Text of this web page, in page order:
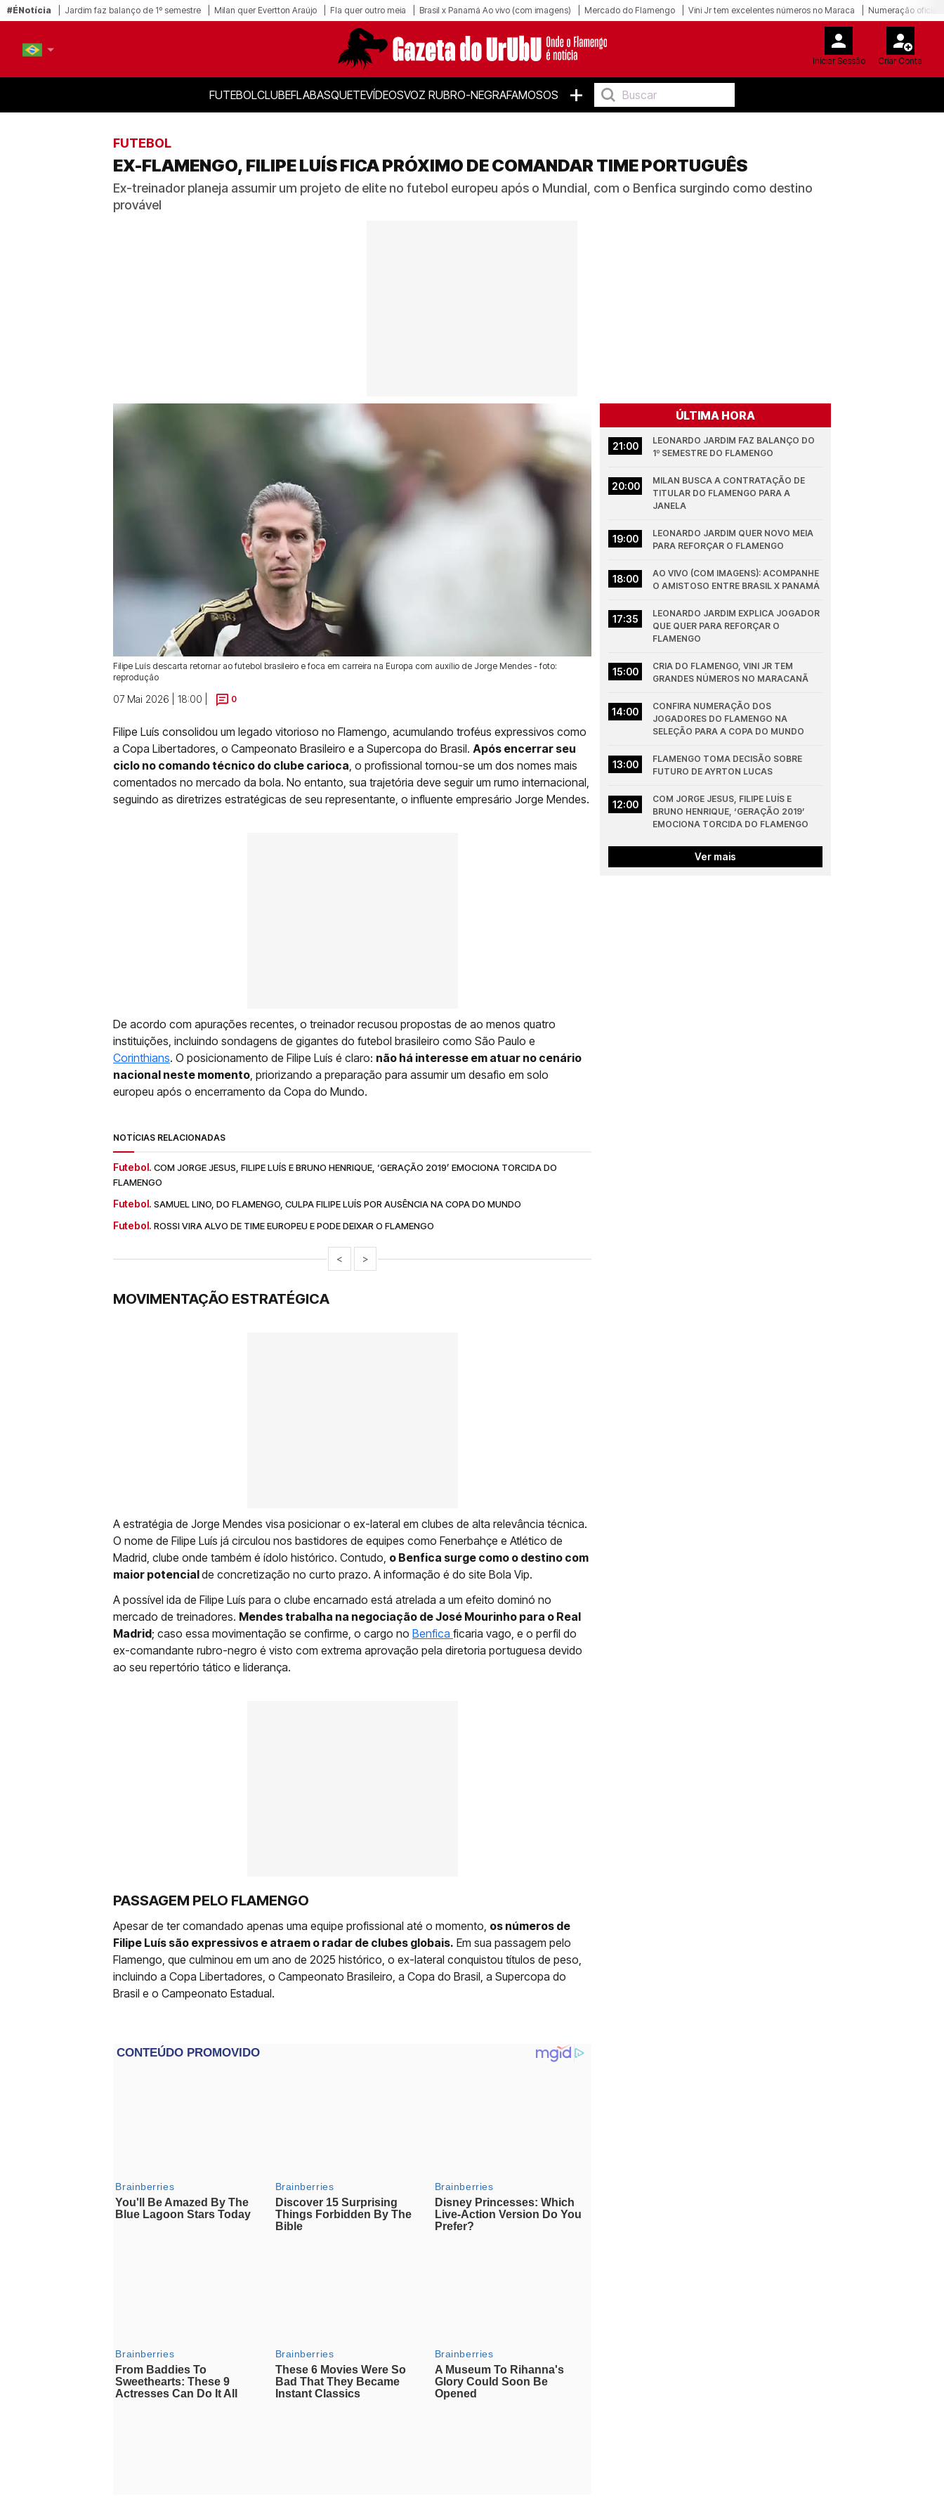
#ÉNotícia Jardim faz balanço de 1º semestre Milan quer Evertton Araújo Fla quer outro meia Brasil x Panamá Ao vivo (com imagens) Mercado do Flamengo Vini Jr tem excelentes números no Maraca Numeração oficial
Iniciar Sessão Criar Conta
FUTEBOLCLUBEFLABASQUETEVÍDEOSVOZ RUBRO-NEGRAFAMOSOS +
FUTEBOL
EX-FLAMENGO, FILIPE LUÍS FICA PRÓXIMO DE COMANDAR TIME PORTUGUÊS
Ex-treinador planeja assumir um projeto de elite no futebol europeu após o Mundial, com o Benfica surgindo como destino
provável
Filipe Luís descarta retornar ao futebol brasileiro e foca em carreira na Europa com auxílio de Jorge Mendes - foto:
reprodução
07 Mai 2026 | 18:00 | 0
Filipe Luís consolidou um legado vitorioso no Flamengo, acumulando troféus expressivos como
a Copa Libertadores, o Campeonato Brasileiro e a Supercopa do Brasil. Após encerrar seu
ciclo no comando técnico do clube carioca, o profissional tornou-se um dos nomes mais
comentados no mercado da bola. No entanto, sua trajetória deve seguir um rumo internacional,
seguindo as diretrizes estratégicas de seu representante, o influente empresário Jorge Mendes.
De acordo com apurações recentes, o treinador recusou propostas de ao menos quatro
instituições, incluindo sondagens de gigantes do futebol brasileiro como São Paulo e
Corinthians. O posicionamento de Filipe Luís é claro: não há interesse em atuar no cenário
nacional neste momento, priorizando a preparação para assumir um desafio em solo
europeu após o encerramento da Copa do Mundo.
NOTÍCIAS RELACIONADAS
Futebol. COM JORGE JESUS, FILIPE LUÍS E BRUNO HENRIQUE, ‘GERAÇÃO 2019’ EMOCIONA TORCIDA DO
FLAMENGO
Futebol. SAMUEL LINO, DO FLAMENGO, CULPA FILIPE LUÍS POR AUSÊNCIA NA COPA DO MUNDO
Futebol. ROSSI VIRA ALVO DE TIME EUROPEU E PODE DEIXAR O FLAMENGO
< >
MOVIMENTAÇÃO ESTRATÉGICA
A estratégia de Jorge Mendes visa posicionar o ex-lateral em clubes de alta relevância técnica.
O nome de Filipe Luís já circulou nos bastidores de equipes como Fenerbahçe e Atlético de
Madrid, clube onde também é ídolo histórico. Contudo, o Benfica surge como o destino com
maior potencialde concretização no curto prazo. A informação é do site Bola Vip.
A possível ida de Filipe Luís para o clube encarnado está atrelada a um efeito dominó no
mercado de treinadores. Mendes trabalha na negociação de José Mourinho para o Real
Madrid; caso essa movimentação se confirme, o cargo no Benfica ficaria vago, e o perfil do
ex-comandante rubro-negro é visto com extrema aprovação pela diretoria portuguesa devido
ao seu repertório tático e liderança.
PASSAGEM PELO FLAMENGO
Apesar de ter comandado apenas uma equipe profissional até o momento, os números de
Filipe Luís são expressivos e atraem o radar de clubes globais. Em sua passagem pelo
Flamengo, que culminou em um ano de 2025 histórico, o ex-lateral conquistou títulos de peso,
incluindo a Copa Libertadores, o Campeonato Brasileiro, a Copa do Brasil, a Supercopa do
Brasil e o Campeonato Estadual.
ÚLTIMA HORA
21:00
LEONARDO JARDIM FAZ BALANÇO DO
1º SEMESTRE DO FLAMENGO
20:00
MILAN BUSCA A CONTRATAÇÃO DE
TITULAR DO FLAMENGO PARA A
JANELA
19:00
LEONARDO JARDIM QUER NOVO MEIA
PARA REFORÇAR O FLAMENGO
18:00
AO VIVO (COM IMAGENS): ACOMPANHE
O AMISTOSO ENTRE BRASIL X PANAMÁ
17:35
LEONARDO JARDIM EXPLICA JOGADOR
QUE QUER PARA REFORÇAR O
FLAMENGO
15:00
CRIA DO FLAMENGO, VINI JR TEM
GRANDES NÚMEROS NO MARACANÃ
14:00
CONFIRA NUMERAÇÃO DOS
JOGADORES DO FLAMENGO NA
SELEÇÃO PARA A COPA DO MUNDO
13:00
FLAMENGO TOMA DECISÃO SOBRE
FUTURO DE AYRTON LUCAS
12:00
COM JORGE JESUS, FILIPE LUÍS E
BRUNO HENRIQUE, ‘GERAÇÃO 2019’
EMOCIONA TORCIDA DO FLAMENGO
Ver mais